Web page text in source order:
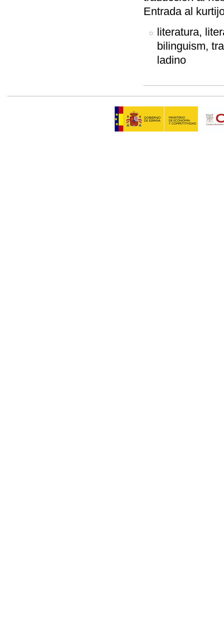
Entrada al
literatura,
bilinguism,
ladino